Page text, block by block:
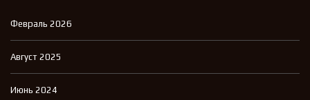
Февраль 2026
Август 2025
Июнь 2024